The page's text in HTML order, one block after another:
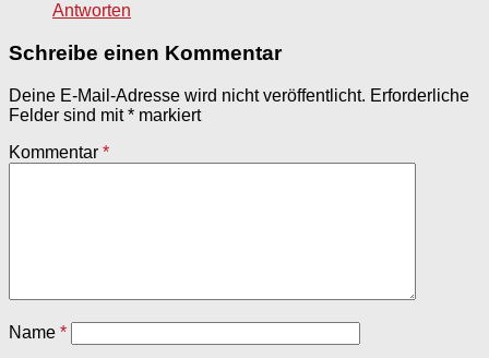
Antworten
Schreibe einen Kommentar
Deine E-Mail-Adresse wird nicht veröffentlicht. Erforderliche
Felder sind mit* markiert
Kommentar *
Name *